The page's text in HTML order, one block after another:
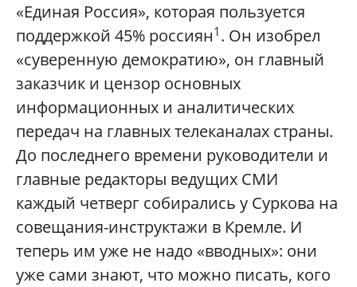
«Единая Россия», которая пользуется
поддержкой 45% россиян1 . Он изобрел
«суверенную демократию», он главный
заказчик и цензор основных
информационных и аналитических
передач на главных телеканалах страны.
До последнего времени руководители и
главные редакторы ведущих СМИ
каждый четверг собирались у Суркова на
совещания-инструктажи в Кремле. И
теперь им уже не надо «вводных»: они
уже сами знают, что можно писать, кого